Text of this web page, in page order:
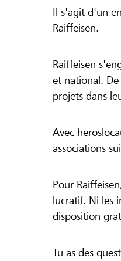
Il s'agit d'un
Raiffeisen.
Raiffeisen
et national. De
projets dans
Avec
associations
Pour
lucratif. Ni les
disposition
Tu as des